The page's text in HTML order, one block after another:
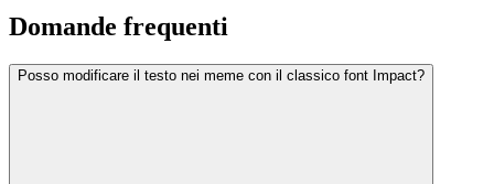
Domande frequenti
Posso modificare il testo nei meme con il classico font Impact?